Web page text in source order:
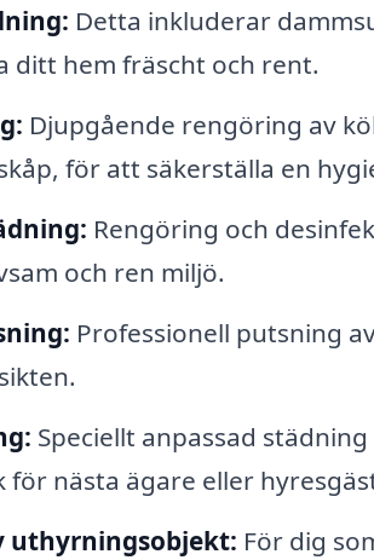
Detta inkluderar
ditt hem fräscht och rent.
Djupgående rengöring av
för att säkerställa en
Rengöring och
och ren miljö.
Professionell putsning
Speciellt anpassad
för nästa ägare eller
uthyrningsobjekt: För dig